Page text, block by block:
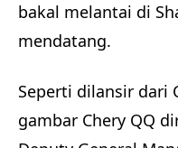
bakal melantai di
mendatang.
Seperti dilansir dari
gambar Chery QQ